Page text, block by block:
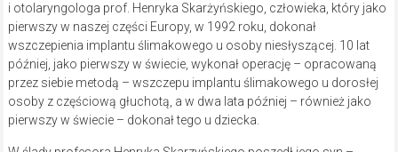
i otolaryngologa prof. Henryka Skarżyńskiego, człowieka, który jako
pierwszy w naszej części Europy, w 1992 roku, dokonał
wszczepienia implantu ślimakowego u osoby niesłyszącej. 10 lat
później, jako pierwszy w świecie, wykonał operację – opracowaną
przez siebie metodą – wszczepu implantu ślimakowego u dorosłej
osoby z częściową głuchotą, a w dwa lata później – również jako
pierwszy w świecie – dokonał tego u dziecka.